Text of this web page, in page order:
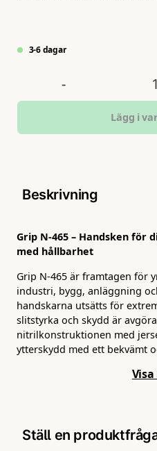
3-6 dagar
-
Lägg i
Beskrivning
Grip N-465 – Handsken för
med hållbarhet
Grip N-465 är framtagen för
industri, bygg, anläggning
handskarna utsätts för
slitstyrka och skydd är
nitrilkonstruktionen med
ytterskydd med ett bekvämt
Det ger ett fullständigt
fukt oavsett var på handen
Ställ en